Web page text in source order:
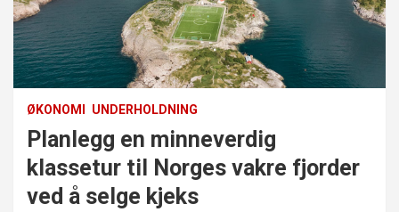
ØKONOMI UNDERHOLDNING
Planlegg en minneverdig
klassetur til Norges vakre fjorder
ved å selge kjeks